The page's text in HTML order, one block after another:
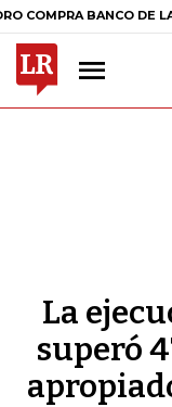
BANCO DE LA
La
superó